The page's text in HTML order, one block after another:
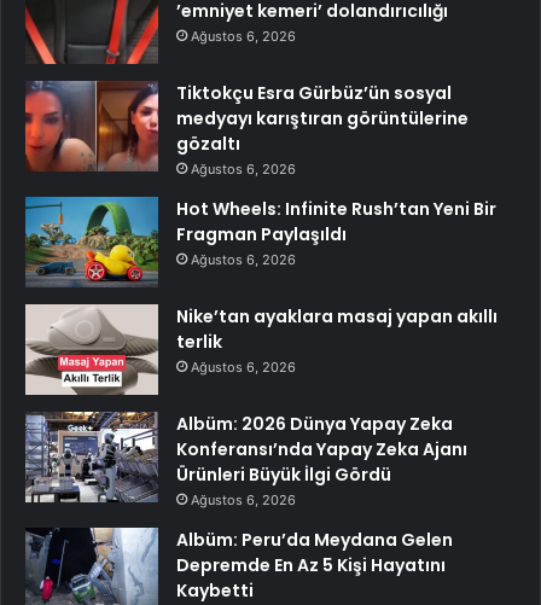
’emniyet kemeri’ dolandırıcılığı
Ağustos 6, 2026
Tiktokçu Esra Gürbüz’ün sosyal
medyayı karıştıran görüntülerine
gözaltı
Ağustos 6, 2026
Hot Wheels: Infinite Rush’tan Yeni Bir
Fragman Paylaşıldı
Ağustos 6, 2026
Nike’tan ayaklara masaj yapan akıllı
terlik
Ağustos 6, 2026
Albüm: 2026 Dünya Yapay Zeka
Konferansı’nda Yapay Zeka Ajanı
Ürünleri Büyük İlgi Gördü
Ağustos 6, 2026
Albüm: Peru’da Meydana Gelen
Depremde En Az 5 Kişi Hayatını
Kaybetti